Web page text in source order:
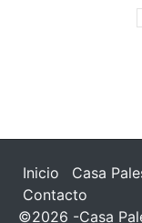
Inicio Casa
Contacto
©2026 -Casa